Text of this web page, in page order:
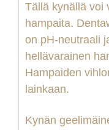
Tällä kynällä voi
hampaita.
on pH-neutraali
hellävarainen
Hampaiden
lainkaan.
Kynän